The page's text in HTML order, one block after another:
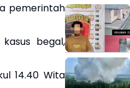
pemerintah
begal,
14.40 Wita